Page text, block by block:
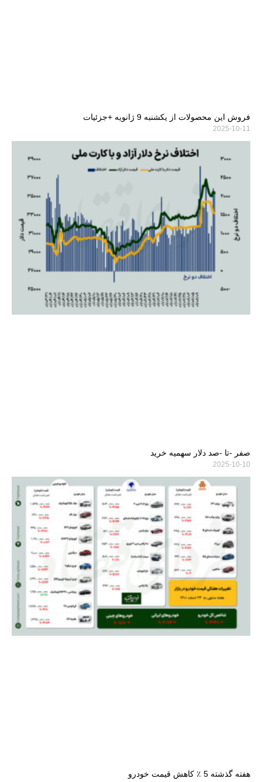
فروش این محصولات از یکشنبه 9 ژانویه +جزئیات
2025-10-11
صفر -تا -صد دلار سهمیه خرید
2025-10-10
هفته گذشته 5 ٪ کاهش قیمت خودرو